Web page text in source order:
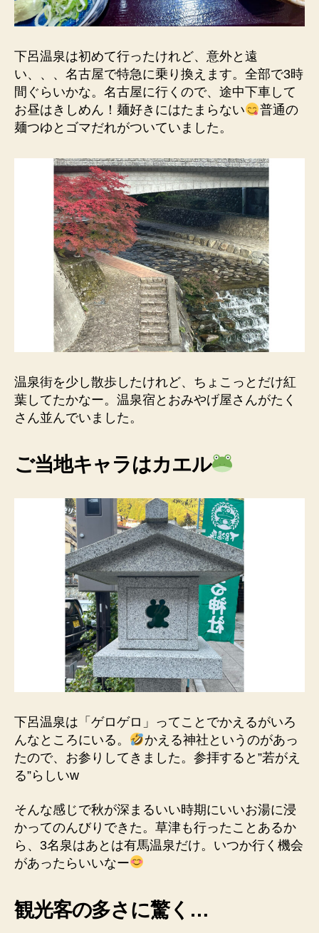
下呂温泉は初めて行ったけれど、意外と遠
い、、、名古屋で特急に乗り換えます。全部で3時
間ぐらいかな。名古屋に行くので、途中下車して
お昼はきしめん！麺好きにはたまらない
普通の
麺つゆとゴマだれがついていました。
温泉街を少し散歩したけれど、ちょこっとだけ紅
葉してたかなー。温泉宿とおみやげ屋さんがたく
さん並んでいました。
ご当地キャラはカエル
下呂温泉は「ゲロゲロ」ってことでかえるがいろ
んなところにいる。
かえる神社というのがあっ
たので、お参りしてきました。参拝すると”若がえ
る”らしいw
そんな感じで秋が深まるいい時期にいいお湯に浸
かってのんびりできた。草津も行ったことあるか
ら、3名泉はあとは有馬温泉だけ。いつか行く機会
があったらいいなー
観光客の多さに驚く…